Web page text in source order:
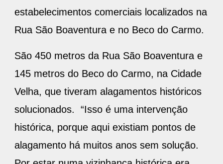
estabelecimentos comerciais localizados na
Rua São Boaventura e no Beco do Carmo.
São 450 metros da Rua São Boaventura e
145 metros do Beco do Carmo, na Cidade
Velha, que tiveram alagamentos históricos
solucionados. “Isso é uma intervenção
histórica, porque aqui existiam pontos de
alagamento há muitos anos sem solução.